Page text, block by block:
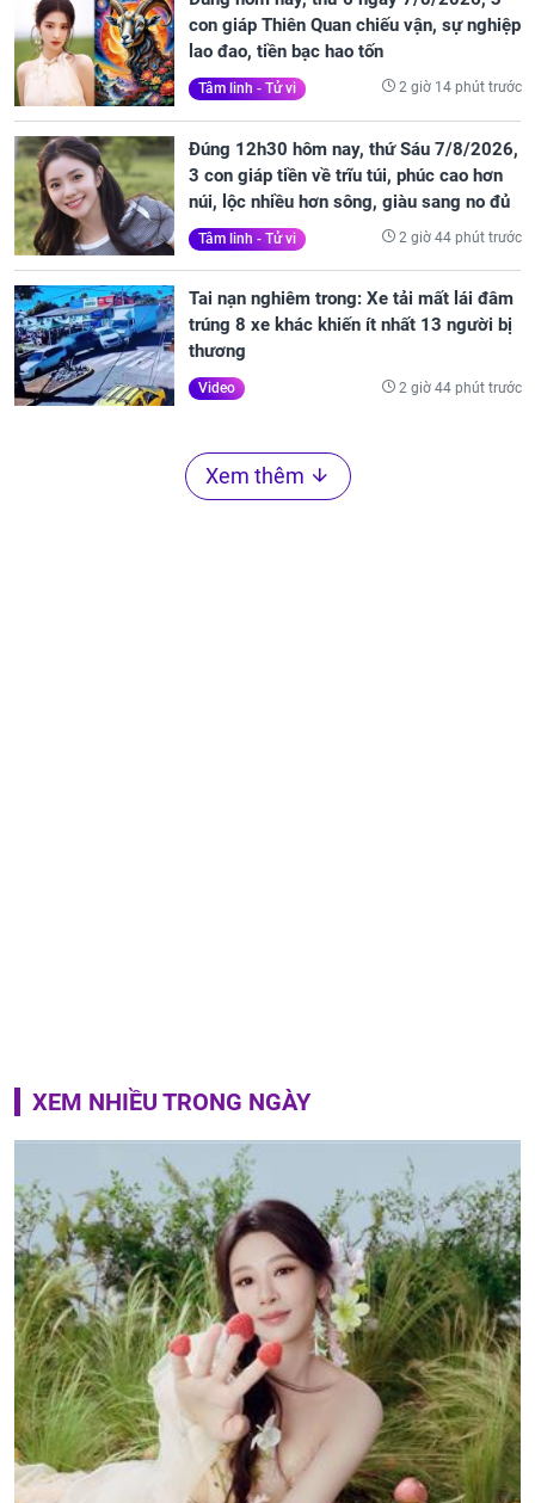
con giáp Thiên Quan chiếu vận, sự nghiệp
lao đao, tiền bạc hao tốn
Tâm linh - Tử vi 2 giờ 14 phút trước
Đúng 12h30 hôm nay, thứ Sáu 7/8/2026,
3 con giáp tiền về trĩu túi, phúc cao hơn
núi, lộc nhiều hơn sông, giàu sang no đủ
Tâm linh - Tử vi 2 giờ 44 phút trước
Tai nạn nghiêm trong: Xe tải mất lái đâm
trúng 8 xe khác khiến ít nhất 13 người bị
thương
Video 2 giờ 44 phút trước
Xem thêm
XEM NHIỀU TRONG NGÀY